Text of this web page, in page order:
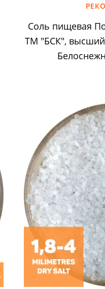
Соль пищевая
ТМ "БСК", высший